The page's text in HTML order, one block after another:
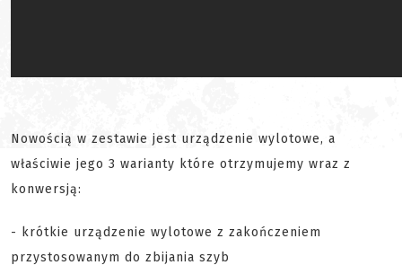
Nowością w zestawie jest urządzenie wylotowe, a
właściwie jego 3 warianty które otrzymujemy wraz z
konwersją:
- krótkie urządzenie wylotowe z zakończeniem
przystosowanym do zbijania szyb